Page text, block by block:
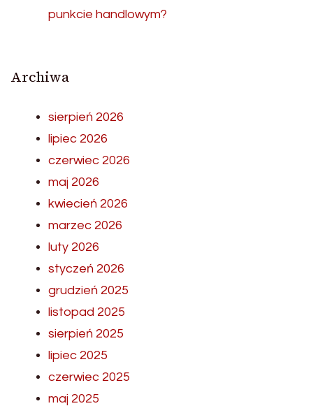
punkcie handlowym?
Archiwa
sierpień 2026
lipiec 2026
czerwiec 2026
maj 2026
kwiecień 2026
marzec 2026
luty 2026
styczeń 2026
grudzień 2025
listopad 2025
sierpień 2025
lipiec 2025
czerwiec 2025
maj 2025